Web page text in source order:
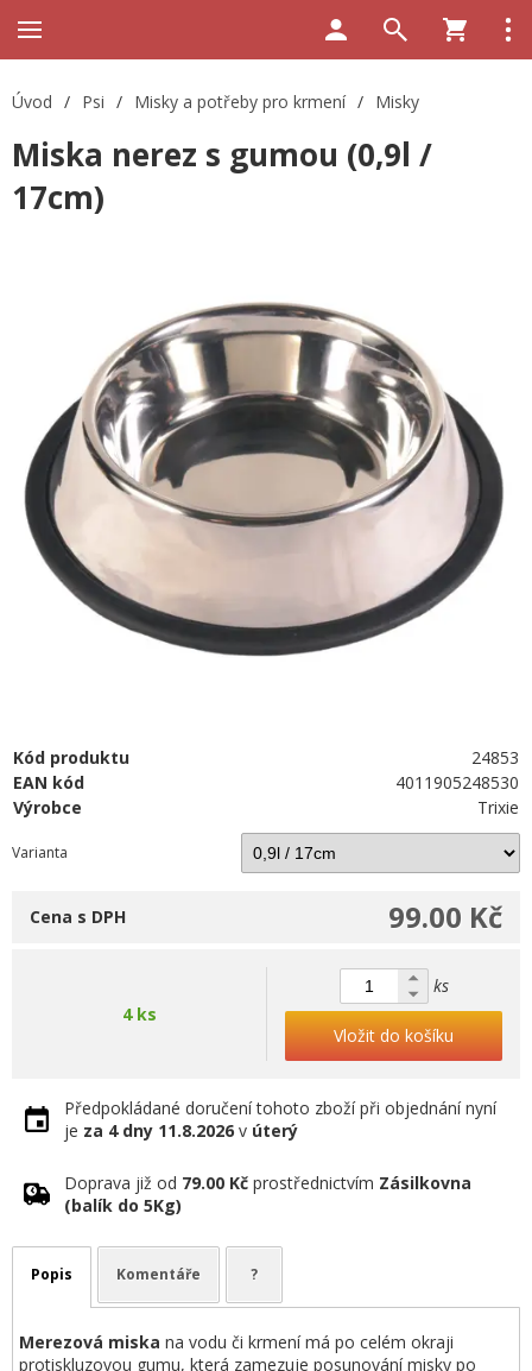
Úvod / Psi / Misky a potřeby pro krmení / Misky
Miska nerez s gumou (0,9l /
17cm)
Kód produktu
24853
EAN kód
4011905248530
Výrobce
Trixie
Varianta
99.00 Kč
Cena s DPH
4 ks
ks
Vložit do košíku
Předpokládané doručení tohoto zboží při objednání nyní
je za 4 dny 11.8.2026 v úterý
Doprava již od 79.00 Kč prostřednictvím Zásilkovna
(balík do 5Kg)
Popis Komentáře ?
Merezová miska na vodu či krmení má po celém okraji
protiskluzovou gumu, která zamezuje posunování misky po